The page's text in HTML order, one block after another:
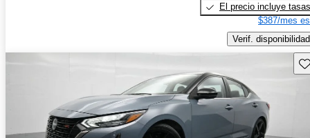
El precio incluye tasas
$387/mes
Verif. disponibilidad